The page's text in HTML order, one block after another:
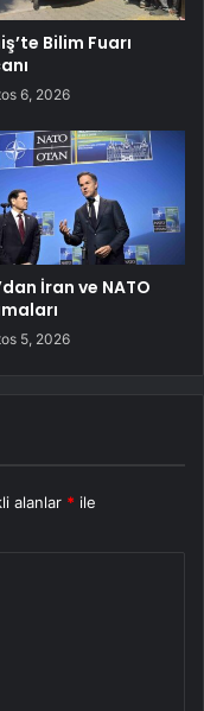
Bilim Fuarı
6, 2026
İran ve NATO
5, 2026
alanlar * ile